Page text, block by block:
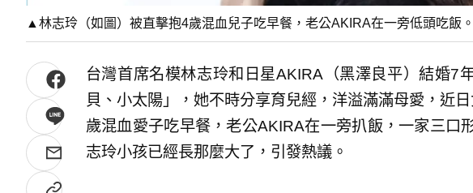
▲林志玲（如圖）被直擊抱4歲混血兒子吃早餐，老公AKIRA在一旁低頭吃飯
台灣首席名模林志玲和日星AKIRA（黑澤良平）結婚7
貝、小太陽」，她不時分享育兒經，洋溢滿滿母愛，近
歲混血愛子吃早餐，老公AKIRA在一旁扒飯，一家三口
志玲小孩已經長那麼大了，引發熱議。